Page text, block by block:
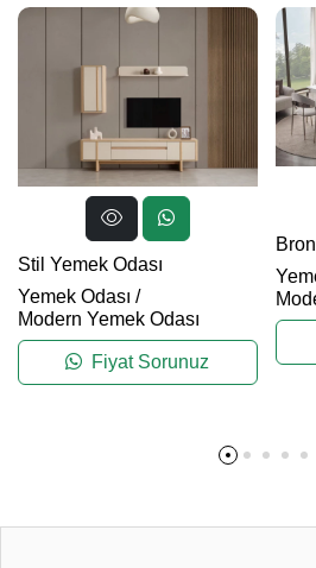
Stil Yemek Odası
Yemek Odası /
Modern Yemek Odası
Fiyat Sorunuz